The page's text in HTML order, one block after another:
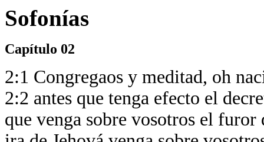
Sofonías
Capítulo 02
2:1 Congregaos y meditad, oh
2:2 antes que tenga efecto el
que venga sobre vosotros el furor